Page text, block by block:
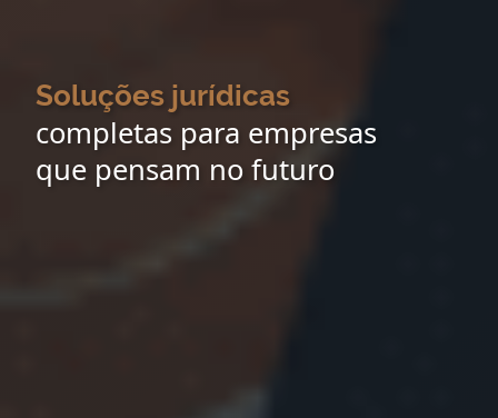
Soluções jurídicas
completas para empresas
que pensam no futuro